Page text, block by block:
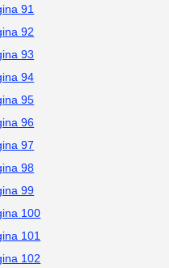
91
92
93
94
95
96
97
98
99
100
101
102